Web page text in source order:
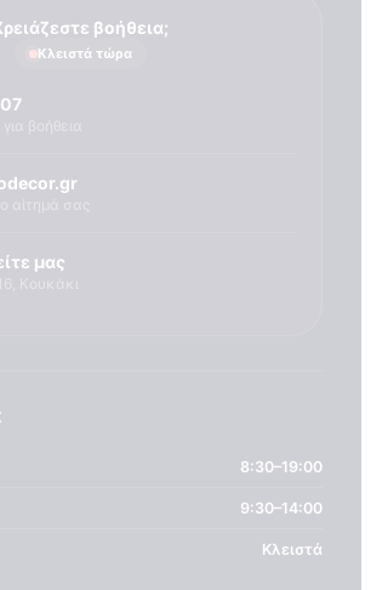
βοήθεια;
Κλειστά τώρα
μας
8:30–19:00
9:30–14:00
Κλειστά